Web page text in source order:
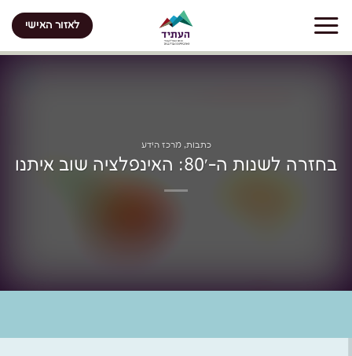
content
לאזור האישי
כתבות,מרכז הידע
בחזרה לשנות ה-80′: האינפלציה שוב איתנו